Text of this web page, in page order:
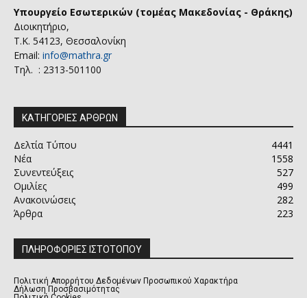
Υπουργείο Εσωτερικών (τομέας Μακεδονίας - Θράκης)
Διοικητήριο,
Τ.Κ. 54123, Θεσσαλονίκη
Email: info@mathra.gr
Τηλ. : 2313-501100
ΚΑΤΗΓΟΡΙΕΣ ΑΡΘΡΩΝ
Δελτία Τύπου
4441
Νέα
1558
Συνεντεύξεις
527
Ομιλίες
499
Ανακοινώσεις
282
Άρθρα
223
ΠΛΗΡΟΦΟΡΙΕΣ ΙΣΤΟΤΟΠΟΥ
Πολιτική Απορρήτου Δεδομένων Προσωπικού Χαρακτήρα
Δήλωση Προσβασιμότητας